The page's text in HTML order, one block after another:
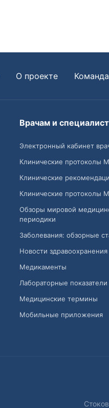
О проекте Команда
Врачам и
Электронный кабинет
Клинические протоколы
Клинические
Клинические протоколы
Обзоры мировой
периодики
Заболевания: обзорные
Новости здравоохранения
Медикаменты
Лабораторные показатели
Медицинские термины
Мобильные приложения